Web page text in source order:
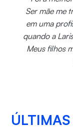
Ser mãe me
em uma
quando a
Meus filhos